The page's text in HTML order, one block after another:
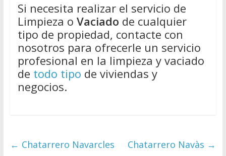
Si necesita realizar el servicio de
Limpieza o Vaciado de cualquier
tipo de propiedad, contacte con
nosotros para ofrecerle un servicio
profesional en la limpieza y vaciado
de todo tipo de viviendas y
negocios.
← Chatarrero Navarcles Chatarrero Navàs →